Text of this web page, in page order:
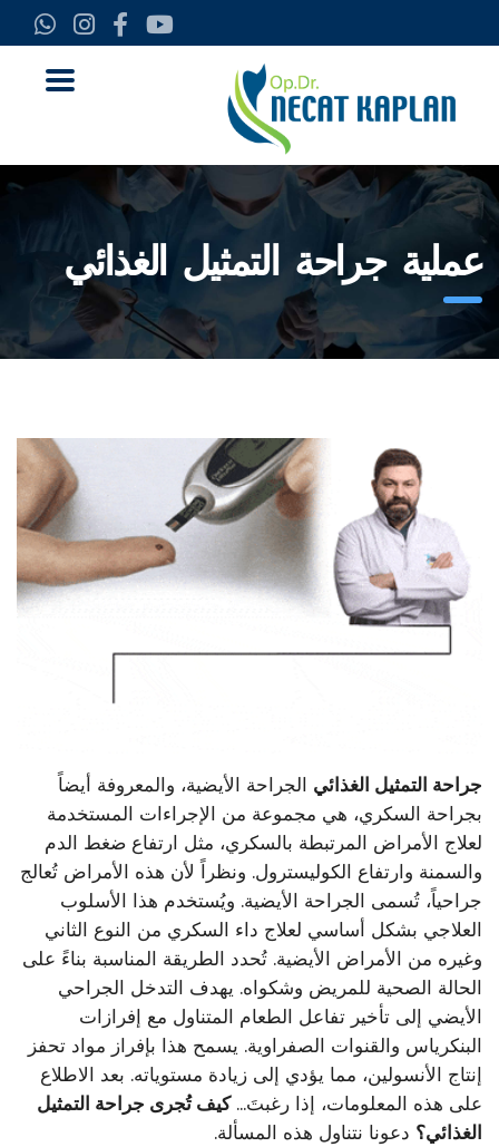
عملية جراحة التمثيل الغذائي
جراحة التمثيل الغذائي الجراحة الأيضية، والمعروفة أيضاً
بجراحة السكري، هي مجموعة من الإجراءات المستخدمة
لعلاج الأمراض المرتبطة بالسكري، مثل ارتفاع ضغط الدم
والسمنة وارتفاع الكوليسترول. ونظراً لأن هذه الأمراض تُعالج
جراحياً، تُسمى الجراحة الأيضية. ويُستخدم هذا الأسلوب
العلاجي بشكل أساسي لعلاج داء السكري من النوع الثاني
وغيره من الأمراض الأيضية. تُحدد الطريقة المناسبة بناءً على
الحالة الصحية للمريض وشكواه. يهدف التدخل الجراحي
الأيضي إلى تأخير تفاعل الطعام المتناول مع إفرازات
البنكرياس والقنوات الصفراوية. يسمح هذا بإفراز مواد تحفز
إنتاج الأنسولين، مما يؤدي إلى زيادة مستوياته. بعد الاطلاع
على هذه المعلومات، إذا رغبتَ...كيف تُجرى جراحة التمثيل
الغذائي؟ دعونا نتناول هذه المسألة.